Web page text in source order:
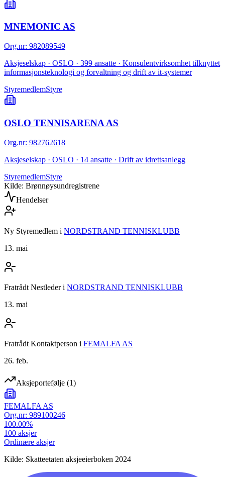
MNEMONIC AS
Org.nr: 982089549
Aksjeselskap · OSLO · 399 ansatte · Konsulentvirksomhet tilknyttet
informasjonsteknologi og forvaltning og drift av it-systemer
StyremedlemStyre
OSLO TENNISARENA AS
Org.nr: 982762618
Aksjeselskap · OSLO · 14 ansatte · Drift av idrettsanlegg
StyremedlemStyre
Kilde: Brønnøysundregistrene
Hendelser
Ny Styremedlem i NORDSTRAND TENNISKLUBB
13. mai
Fratrådt Nestlederi NORDSTRAND TENNISKLUBB
13. mai
Fratrådt Kontaktperson i FEMALFA AS
26. feb.
Aksjeportefølje (1)
FEMALFA AS
Org.nr: 989100246
100.00%
100 aksjer
Ordinære aksjer
Kilde: Skatteetaten aksjeeierboken 2024